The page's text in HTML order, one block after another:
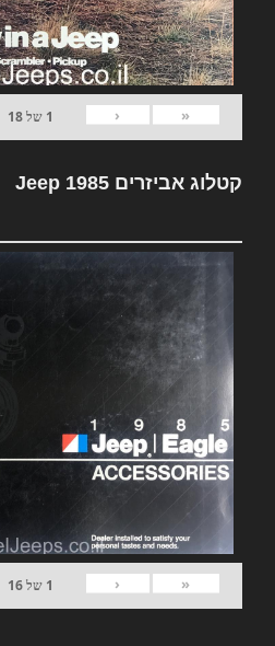
«
‹
1 של18
קטלוג אביזרים Jeep 1985
«
‹
1 של16